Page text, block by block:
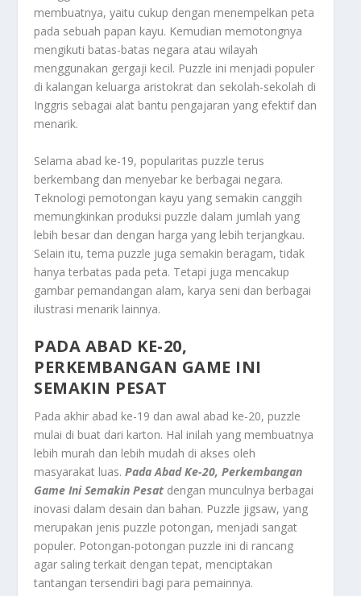
membuatnya, yaitu cukup dengan menempelkan peta
pada sebuah papan kayu. Kemudian memotongnya
mengikuti batas-batas negara atau wilayah
menggunakan gergaji kecil. Puzzle ini menjadi populer
di kalangan keluarga aristokrat dan sekolah-sekolah di
Inggris sebagai alat bantu pengajaran yang efektif dan
menarik.
Selama abad ke-19, popularitas puzzle terus
berkembang dan menyebar ke berbagai negara.
Teknologi pemotongan kayu yang semakin canggih
memungkinkan produksi puzzle dalam jumlah yang
lebih besar dan dengan harga yang lebih terjangkau.
Selain itu, tema puzzle juga semakin beragam, tidak
hanya terbatas pada peta. Tetapi juga mencakup
gambar pemandangan alam, karya seni dan berbagai
ilustrasi menarik lainnya.
PADA ABAD KE-20,
PERKEMBANGAN GAME INI
SEMAKIN PESAT
Pada akhir abad ke-19 dan awal abad ke-20, puzzle
mulai di buat dari karton. Hal inilah yang membuatnya
lebih murah dan lebih mudah di akses oleh
masyarakat luas.Pada Abad Ke-20, Perkembangan
Game Ini Semakin Pesat dengan munculnya berbagai
inovasi dalam desain dan bahan. Puzzle jigsaw, yang
merupakan jenis puzzle potongan, menjadi sangat
populer. Potongan-potongan puzzle ini di rancang
agar saling terkait dengan tepat, menciptakan
tantangan tersendiri bagi para pemainnya.